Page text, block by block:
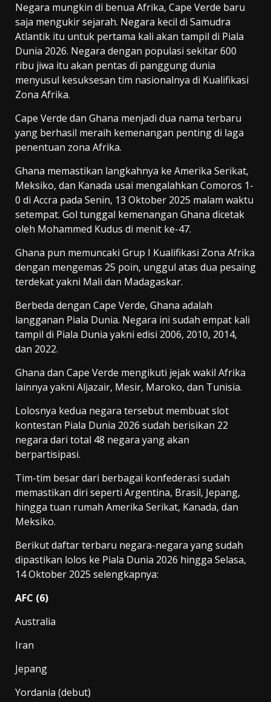
Negara mungkin di benua Afrika, Cape Verde baru
saja mengukir sejarah. Negara kecil di Samudra
Atlantik itu untuk pertama kali akan tampil di Piala
Dunia 2026. Negara dengan populasi sekitar 600
ribu jiwa itu akan pentas di panggung dunia
menyusul kesuksesan tim nasionalnya di Kualifikasi
Zona Afrika.
Cape Verde dan Ghana menjadi dua nama terbaru
yang berhasil meraih kemenangan penting di laga
penentuan zona Afrika.
Ghana memastikan langkahnya ke Amerika Serikat,
Meksiko, dan Kanada usai mengalahkan Comoros 1-
0 di Accra pada Senin, 13 Oktober 2025 malam waktu
setempat. Gol tunggal kemenangan Ghana dicetak
oleh Mohammed Kudus di menit ke-47.
Ghana pun memuncaki Grup I Kualifikasi Zona Afrika
dengan mengemas 25 poin, unggul atas dua pesaing
terdekat yakni Mali dan Madagaskar.
Berbeda dengan Cape Verde, Ghana adalah
langganan Piala Dunia. Negara ini sudah empat kali
tampil di Piala Dunia yakni edisi 2006, 2010, 2014,
dan 2022.
Ghana dan Cape Verde mengikuti jejak wakil Afrika
lainnya yakni Aljazair, Mesir, Maroko, dan Tunisia.
Lolosnya kedua negara tersebut membuat slot
kontestan Piala Dunia 2026 sudah berisikan 22
negara dari total 48 negara yang akan
berpartisipasi.
Tim-tim besar dari berbagai konfederasi sudah
memastikan diri seperti Argentina, Brasil, Jepang,
hingga tuan rumah Amerika Serikat, Kanada, dan
Meksiko.
Berikut daftar terbaru negara-negara yang sudah
dipastikan lolos ke Piala Dunia 2026 hingga Selasa,
14 Oktober 2025 selengkapnya:
AFC (6)
Australia
Iran
Jepang
Yordania (debut)